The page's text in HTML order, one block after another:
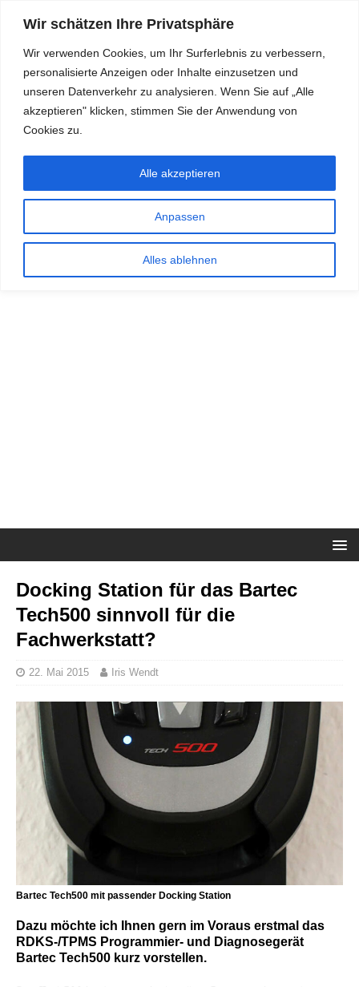
Wir schätzen Ihre Privatsphäre
Wir verwenden Cookies, um Ihr Surferlebnis zu verbessern,
personalisierte Anzeigen oder Inhalte einzusetzen und
unseren Datenverkehr zu analysieren. Wenn Sie auf „Alle
akzeptieren" klicken, stimmen Sie der Anwendung von
Cookies zu.
Anpassen
Alles ablehnen
Alle akzeptieren
RDKS.EXPERT
TESTS, EXPERTEN-TIPPS RUND UM DAS THEMA RDKS UND
Docking Station für das Bartec
Tech500 sinnvoll für die
Fachwerkstatt?
22. Mai 2015 Iris Wendt
Bartec Tech500 mit passender Docking Station
Dazu möchte ich Ihnen gern im Voraus erstmal das
RDKS-/TPMS Programmier- und Diagnosegerät
Bartec Tech500 kurz vorstellen.